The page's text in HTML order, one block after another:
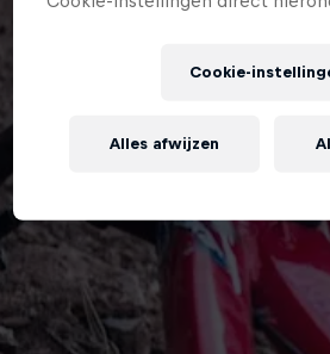
Cookie-
Alles afwijzen